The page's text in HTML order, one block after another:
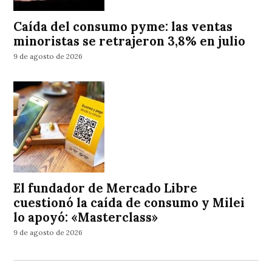
Caída del consumo pyme: las ventas
minoristas se retrajeron 3,8% en julio
9 de agosto de 2026
El fundador de Mercado Libre
cuestionó la caída de consumo y Milei
lo apoyó: «Masterclass»
9 de agosto de 2026